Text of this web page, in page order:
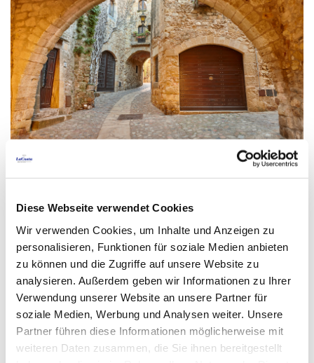
Diese Webseite verwendet Cookies
Wir verwenden Cookies, um Inhalte und Anzeigen zu
personalisieren, Funktionen für soziale Medien anbieten
zu können und die Zugriffe auf unsere Website zu
analysieren. Außerdem geben wir Informationen zu Ihrer
Verwendung unserer Website an unsere Partner für
soziale Medien, Werbung und Analysen weiter. Unsere
Partner führen diese Informationen möglicherweise mit
weiteren Daten zusammen, die Sie ihnen bereitgestellt
Gastronomie und
kulinarische
Empfehlungen in Pals
In Pals dreht sich die traditionelle Küche um lokale
Produkte und Rezepte aus dem Empordà. Das Star-
Gericht ist der in der Region angebaute Reis aus
Pals, der auf verschiedene Arten zubereitet wird:
Reisauflauf mit Fleisch und Gemüse, mit Fisch oder
Meeresfrüchten. Typisch sind auch Fisch-Suquets